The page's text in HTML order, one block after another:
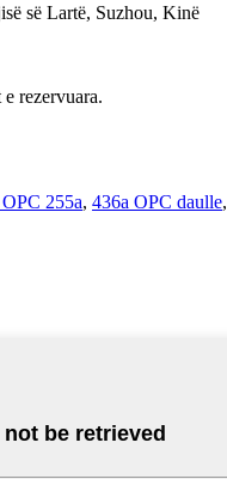
së Lartë, Suzhou, Kinë
rezervuara.
255a, 436a OPC daulle,